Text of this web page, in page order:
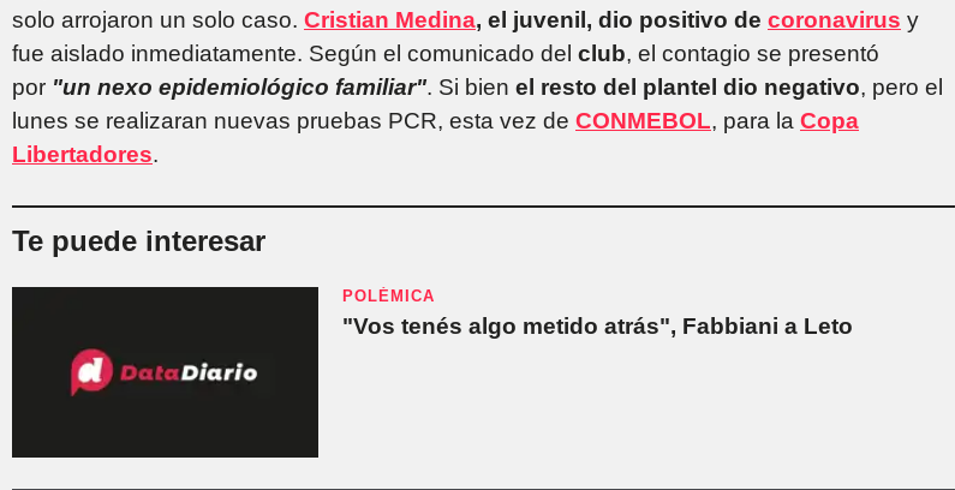
solo arrojaron un solo caso. Cristian Medina, el juvenil, dio positivo de coronavirus y
fue aislado inmediatamente. Según el comunicado del club, el contagio se presentó
por "un nexo epidemiológico familiar". Si bien el resto del plantel dio negativo, pero el
lunes se realizaran nuevas pruebas PCR, esta vez de CONMEBOL, para la Copa
Libertadores.
Te puede interesar
POLÉMICA
"Vos tenés algo metido atrás", Fabbiani a Leto